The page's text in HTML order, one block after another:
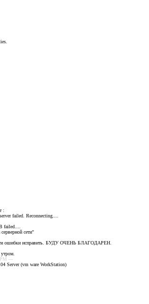
:
failed. Reconnecting....
failed....
сети"
эти ошибки исправить. БУДУ ОЧЕНЬ БЛАГОДАРЕН.
---
Server (vm ware WorkStation)